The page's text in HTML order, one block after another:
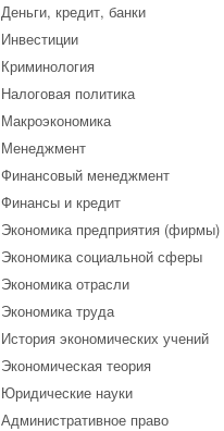
Деньги, кредит, банки
Инвестиции
Криминология
Налоговая политика
Макроэкономика
Менеджмент
Финансовый менеджмент
Финансы и кредит
Экономика предприятия (фирмы)
Экономика социальной сферы
Экономика отрасли
Экономика труда
История экономических учений
Экономическая теория
Юридические науки
Административное право